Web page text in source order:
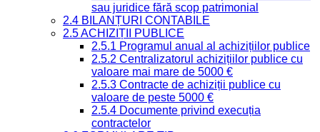
sau juridice fără scop patrimonial
2.4 BILANȚURI CONTABILE
2.5 ACHIZIȚII PUBLICE
2.5.1 Programul anual al achizițiilor publice
2.5.2 Centralizatorul achizițiilor publice cu
valoare mai mare de 5000 €
2.5.3 Contracte de achiziții publice cu
valoare de peste 5000 €
2.5.4 Documente privind execuția
contractelor